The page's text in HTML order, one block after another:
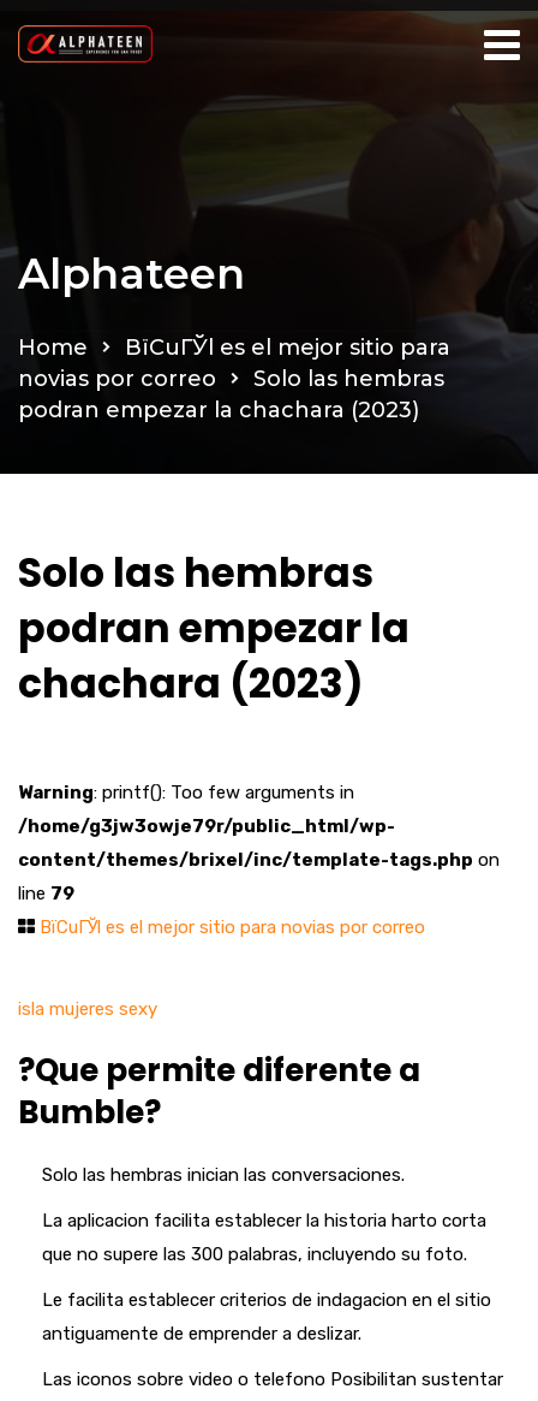
Alphateen
Home
ВїCuГЎl es el mejor sitio para
novias por correo
Solo las hembras
podran empezar la chachara (2023)
Solo las hembras
podran empezar la
chachara (2023)
Warning: printf(): Too few arguments in
/home/g3jw3owje79r/public_html/wp-
content/themes/brixel/inc/template-tags.php on
line 79
ВїCuГЎl es el mejor sitio para novias por correo
isla mujeres sexy
?Que permite diferente a
Bumble?
Solo las hembras inician las conversaciones.
La aplicacion facilita establecer la historia harto corta
que no supere las 300 palabras, incluyendo su foto.
Le facilita establecer criterios de indagacion en el sitio
antiguamente de emprender a deslizar.
Las iconos sobre video o telefono Posibilitan sustentar